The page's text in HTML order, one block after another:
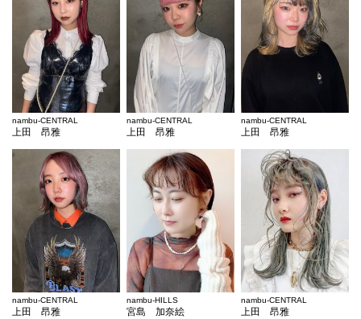
nambu-CENTRAL
上田 昂雅
nambu-CENTRAL
上田 昂雅
nambu-CENTRAL
上田 昂雅
nambu-CENTRAL
上田 昂雅
nambu-HILLS
宮島 加奈絵
nambu-CENTRAL
上田 昂雅